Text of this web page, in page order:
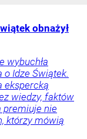
obnażył
wybuchła
o Idze Świątek.
ekspercką
wiedzy, faktów
premiuje nie
którzy mówią